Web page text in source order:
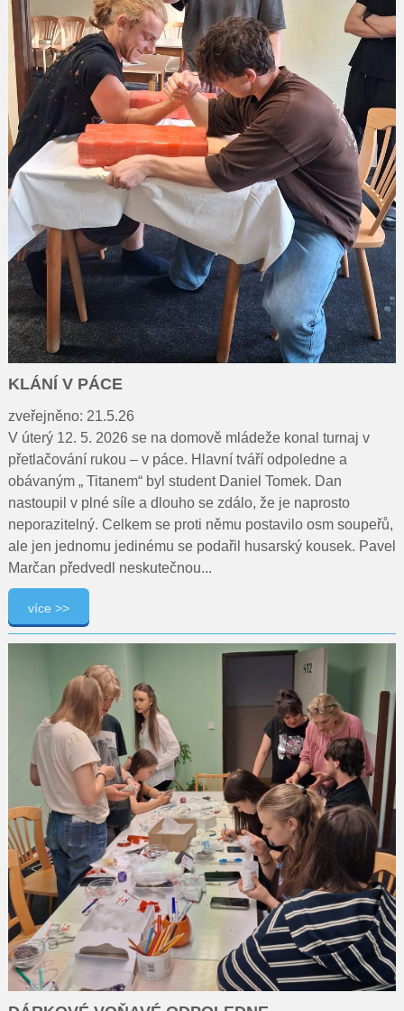
KLÁNÍ V PÁCE
zveřejněno: 21.5.26
V úterý 12. 5. 2026 se na domově mládeže konal turnaj v
přetlačování rukou – v páce. Hlavní tváří odpoledne a
obávaným „ Titanem“ byl student Daniel Tomek. Dan
nastoupil v plné síle a dlouho se zdálo, že je naprosto
neporazitelný. Celkem se proti němu postavilo osm soupeřů,
ale jen jednomu jedinému se podařil husarský kousek. Pavel
Marčan předvedl neskutečnou...
více >>